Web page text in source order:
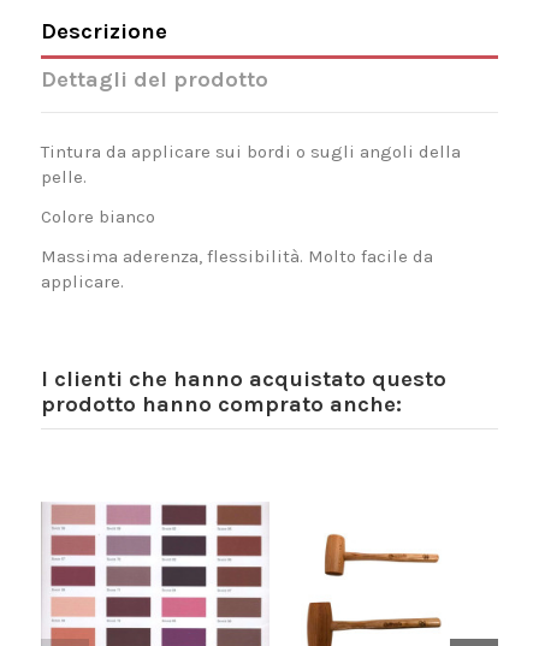
Descrizione
Dettagli del prodotto
Tintura da applicare sui bordi o sugli angoli della
pelle.
Colore bianco
Massima aderenza, flessibilità. Molto facile da
applicare.
I clienti che hanno acquistato questo
prodotto hanno comprato anche: